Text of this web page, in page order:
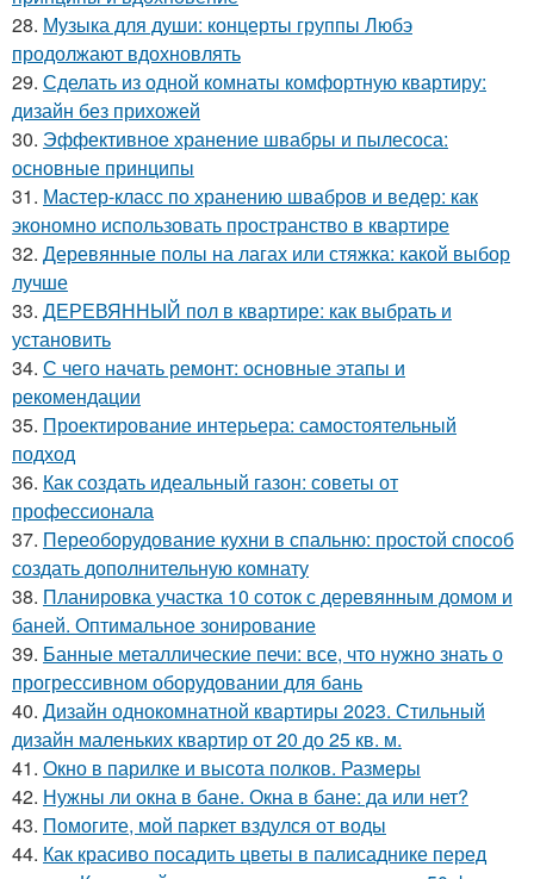
28. Музыка для души: концерты группы Любэ
продолжают вдохновлять
29. Сделать из одной комнаты комфортную квартиру:
дизайн без прихожей
30. Эффективное хранение швабры и пылесоса:
основные принципы
31. Мастер-класс по хранению швабров и ведер: как
экономно использовать пространство в квартире
32. Деревянные полы на лагах или стяжка: какой выбор
лучше
33. ДЕРЕВЯННЫЙ пол в квартире: как выбрать и
установить
34. С чего начать ремонт: основные этапы и
рекомендации
35. Проектирование интерьера: самостоятельный
подход
36. Как создать идеальный газон: советы от
профессионала
37. Переоборудование кухни в спальню: простой способ
создать дополнительную комнату
38. Планировка участка 10 соток с деревянным домом и
баней. Оптимальное зонирование
39. Банные металлические печи: все, что нужно знать о
прогрессивном оборудовании для бань
40. Дизайн однокомнатной квартиры 2023. Стильный
дизайн маленьких квартир от 20 до 25 кв. м.
41. Окно в парилке и высота полков. Размеры
42. Нужны ли окна в бане. Окна в бане: да или нет?
43. Помогите, мой паркет вздулся от воды
44. Как красиво посадить цветы в палисаднике перед